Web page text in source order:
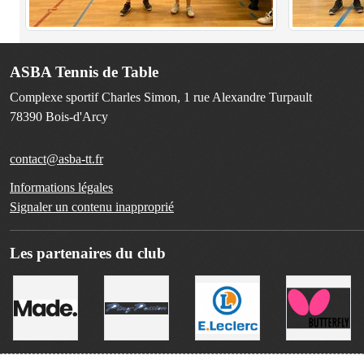
ASBA Tennis de Table
Complexe sportif Charles Simon, 1 rue Alexandre Turpault
78390 Bois-d'Arcy
contact@asba-tt.fr
Informations légales
Signaler un contenu inapproprié
Les partenaires du club